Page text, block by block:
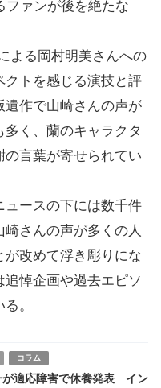
ファンが後を絶たな
よる岡村明美さんへの
トを感じる演技と評
作で山崎さんの声が
く、蘭のキャラクタ
言葉が寄せられてい
ュースの下には数千件
さんの声が多くの人
改めて浮き彫りにな
悼企画や過去エピソ
。
コラム
が適応障害で休養発表 イン